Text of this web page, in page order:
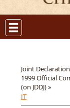
Joint
1999 Official
(on JDDJ) »
IT